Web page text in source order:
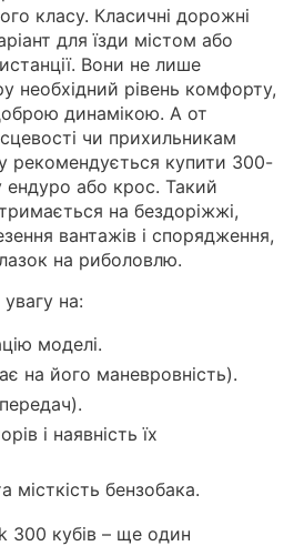
класу. Класичні дорожні
для їзди містом або
Вони не лише
необхідний рівень комфорту,
динамікою. А от
чи прихильникам
рекомендується купити 300-
або крос. Такий
на бездоріжжі,
вантажів і спорядження,
на риболовлю.
на:
моделі.
на його маневровність).
і наявність їх
місткість бензобака.
300 кубів – ще один